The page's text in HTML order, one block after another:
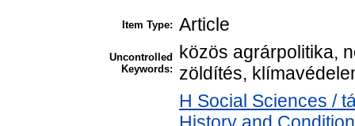
Item Type: Article
Uncontrolled
Keywords:
közös agrárpolitika,
zöldítés,
H Social Sciences /
History and